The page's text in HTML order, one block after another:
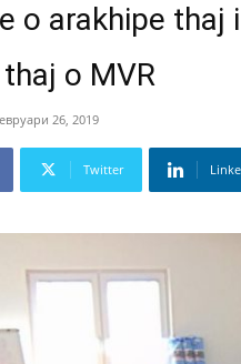
o arakhipe thaj
o MVR
26, 2019
Twitter